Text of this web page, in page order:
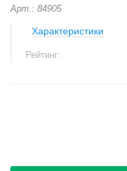
Арт.: 84905
Характеристики
Рейтинг: